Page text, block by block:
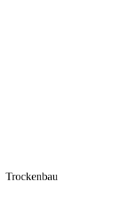
Trockenbau